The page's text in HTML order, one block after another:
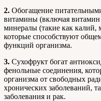
2. Обогащение
витамины (включая
минералы (такие как калий,
которые способствуют
функций организма.
3. Сухофрукт богат
фенольные соединения,
организма от свободных
хронических заболеваний,
заболевания и рак.